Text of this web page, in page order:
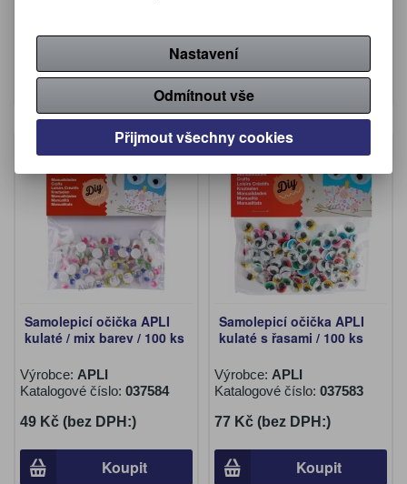
64,10 Kč (bez DPH:)
Koupit
67,10 Kč (bez DPH:)
Koupit
Samolepicí očička APLI
kulaté / mix barev / 100 ks
Výrobce: APLI
Katalogové číslo: 037584
49 Kč (bez DPH:)
Koupit
Na objednání
Samolepicí očička APLI
kulaté s řasami / 100 ks
Výrobce: APLI
Katalogové číslo: 037583
77 Kč (bez DPH:)
Koupit
Nastavení
Odmítnout vše
Přijmout všechny cookies